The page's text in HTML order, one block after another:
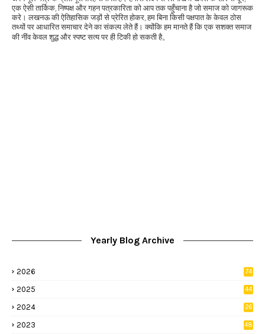
एक ऐसी तार्किक, निष्पक्ष और गहन पत्रकारिता को आप तक पहुँचाना है जो समाज को जागरूक
करे। लखनऊ की ऐतिहासिक जड़ों से प्रेरित होकर, हम बिना किसी पक्षपात के केवल ठोस
तथ्यों पर आधारित समाचार देने का संकल्प लेते हैं। क्योंकि हम मानते हैं कि एक सशक्त समाज
की नींव केवल शुद्ध और स्पष्ट सत्य पर ही टिकी हो सकती है。
Yearly Blog Archive
2026
74
2025
44
2024
26
2023 48